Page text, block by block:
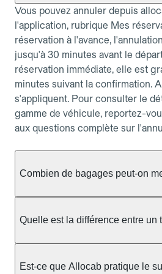
Vous pouvez annuler depuis
l'application, rubrique Mes
réservation à l'avance,
jusqu'à 30 minutes avant le
réservation immédiate, elle est
minutes suivant la confirmation.
s'appliquent. Pour consulter le
gamme de véhicule, reportez-
aux questions complète sur
Combien de bagages peut-on
réservée :
Berline, Green, Berline Affaires,
Quelle est la différence entre un
dans la rue ou à une station,
Est-ce que Allocab pratique le